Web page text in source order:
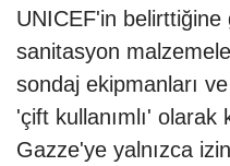
UNICEF'in belirttiğine
sanitasyon
sondaj ekipmanları
'çift kullanımlı' olarak
Gazze'ye yalnızca